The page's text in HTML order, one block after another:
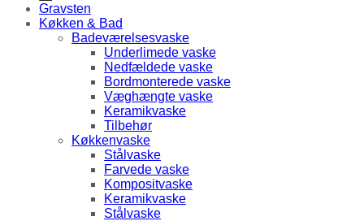
Gravsten
Køkken & Bad
Badeværelsesvaske
Underlimede vaske
Nedfældede vaske
Bordmonterede vaske
Væghængte vaske
Keramikvaske
Tilbehør
Køkkenvaske
Stålvaske
Farvede vaske
Kompositvaske
Keramikvaske
Stålvaske